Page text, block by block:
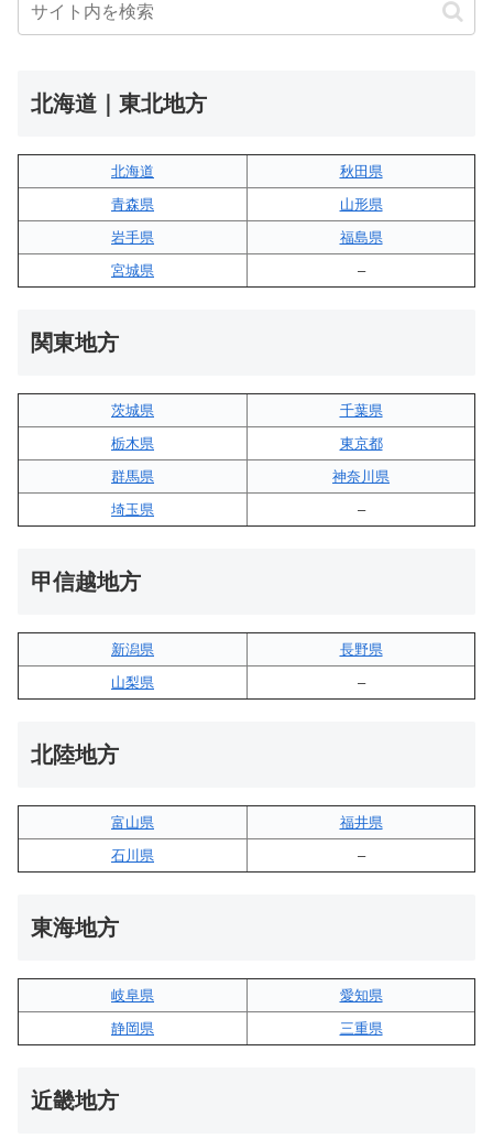
北海道｜東北地方
北海道
秋田県
青森県
山形県
岩手県
福島県
宮城県
–
関東地方
茨城県
千葉県
栃木県
東京都
群馬県
神奈川県
埼玉県
–
甲信越地方
新潟県
長野県
山梨県
–
北陸地方
富山県
福井県
石川県
–
東海地方
岐阜県
愛知県
静岡県
三重県
近畿地方